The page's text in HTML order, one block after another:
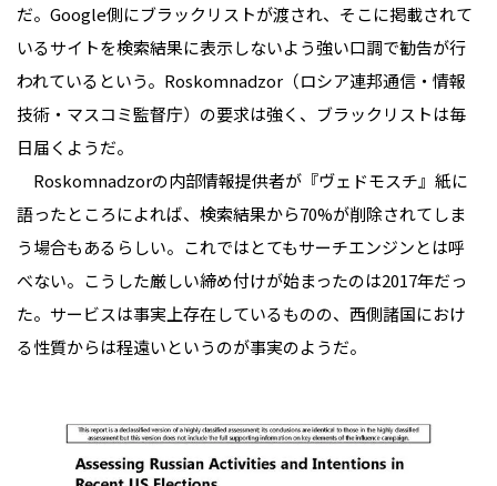
だ。Google側にブラックリストが渡され、そこに掲載されて
いるサイトを検索結果に表示しないよう強い口調で勧告が行
われているという。Roskomnadzor（ロシア連邦通信・情報
技術・マスコミ監督庁）の要求は強く、ブラックリストは毎
日届くようだ。
Roskomnadzorの内部情報提供者が『ヴェドモスチ』紙に
語ったところによれば、検索結果から70%が削除されてしま
う場合もあるらしい。これではとてもサーチエンジンとは呼
べない。こうした厳しい締め付けが始まったのは2017年だっ
た。サービスは事実上存在しているものの、西側諸国におけ
る性質からは程遠いというのが事実のようだ。